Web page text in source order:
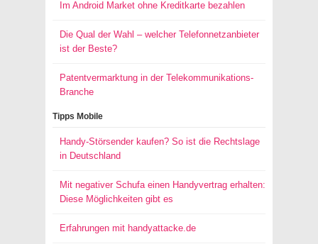
Im Android Market ohne Kreditkarte bezahlen
Die Qual der Wahl – welcher Telefonnetzanbieter
ist der Beste?
Patentvermarktung in der Telekommunikations-
Branche
Tipps Mobile
Handy-Störsender kaufen? So ist die Rechtslage
in Deutschland
Mit negativer Schufa einen Handyvertrag erhalten:
Diese Möglichkeiten gibt es
Erfahrungen mit handyattacke.de